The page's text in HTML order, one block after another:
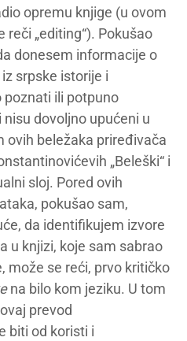
opremu knjige (u ovom
reči „editing“). Pokušao
donesem informacije o
srpske istorije i
poznati ili potpuno
dovoljno upućeni u
ovih beležaka priređivača
„Beleški“ i
sloj. Pored ovih
pokušao sam,
da identifikujem izvore
u knjizi, koje sam sabrao
može se reći, prvo kritičko
na bilo kom jeziku. U tom
prevod
biti od koristi i